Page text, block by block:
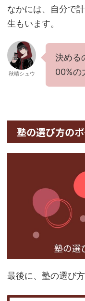
なかには、自分で
生もいます。
秋晴シュウ
決める
00%の
塾の選び方の
最後に、塾の選び